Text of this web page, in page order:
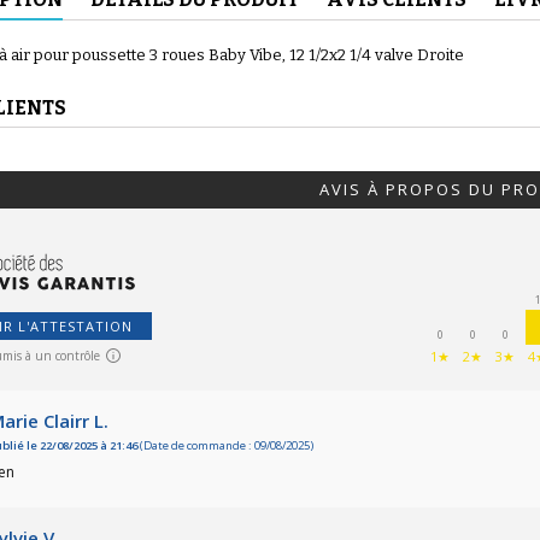
avis)
avis)
air pour poussette 3 roues Baby Vibe, 12 1/2x2 1/4 valve Droite
AVIS À PROPOS DU
L'ATTESTATION
à un contrôle
0
1★
0
2★
0
3★
1
Clairr L.
le 22/08/2025 à 21:46(Date de commande : 09/08/2025)